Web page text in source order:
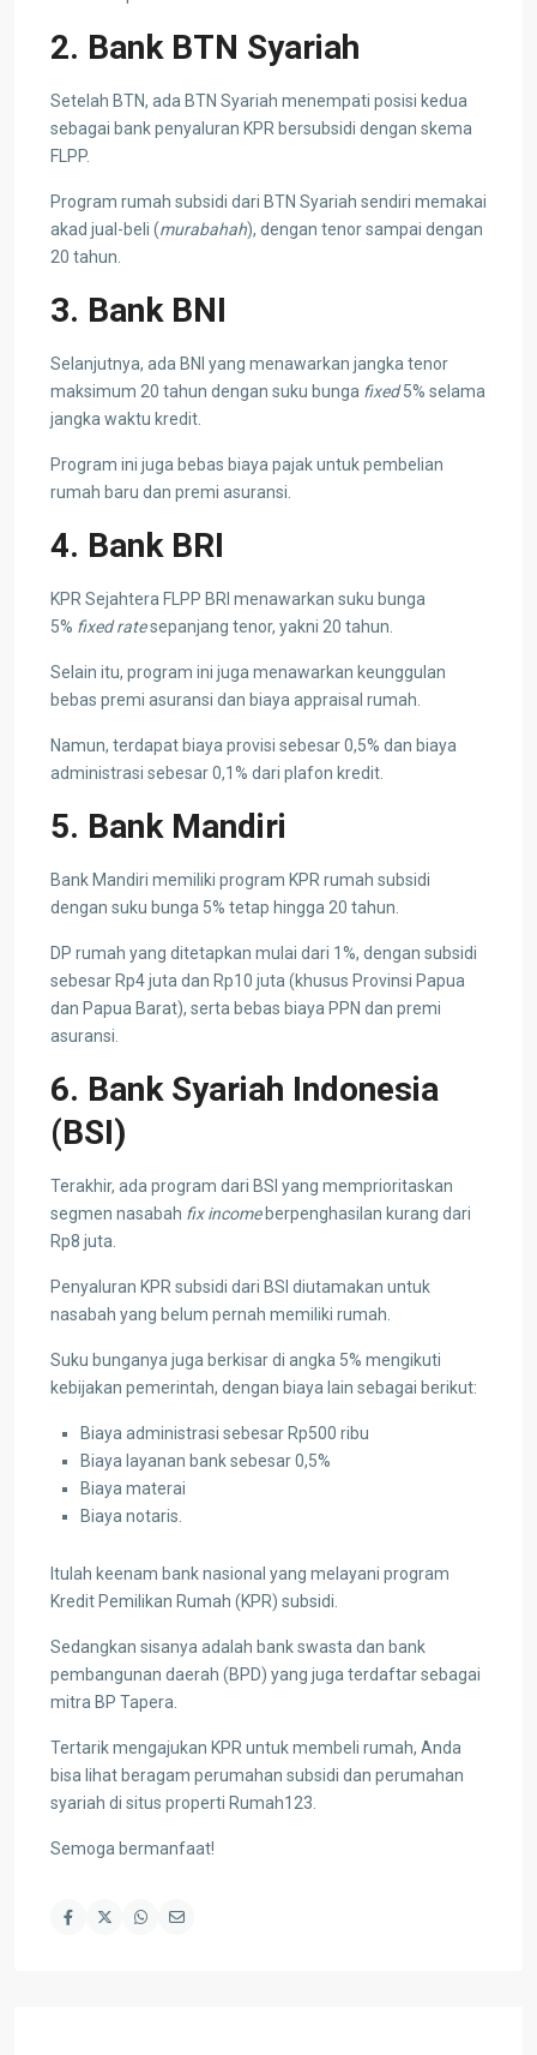
2. Bank BTN Syariah
Setelah BTN, ada BTN Syariah menempati posisi kedua
sebagai bank penyaluran KPR bersubsidi dengan skema
FLPP.
Program rumah subsidi dari BTN Syariah sendiri memakai
akad jual-beli (murabahah), dengan tenor sampai dengan
20 tahun.
3. Bank BNI
Selanjutnya, ada BNI yang menawarkan jangka tenor
maksimum 20 tahun dengan suku bunga fixed5% selama
jangka waktu kredit.
Program ini juga bebas biaya pajak untuk pembelian
rumah baru dan premi asuransi.
4. Bank BRI
KPR Sejahtera FLPP BRI menawarkan suku bunga
5% fixed ratesepanjang tenor, yakni 20 tahun.
Selain itu, program ini juga menawarkan keunggulan
bebas premi asuransi dan biaya appraisal rumah.
Namun, terdapat biaya provisi sebesar 0,5% dan biaya
administrasi sebesar 0,1% dari plafon kredit.
5. Bank Mandiri
Bank Mandiri memiliki program KPR rumah subsidi
dengan suku bunga 5% tetap hingga 20 tahun.
DP rumah yang ditetapkan mulai dari 1%, dengan subsidi
sebesar Rp4 juta dan Rp10 juta (khusus Provinsi Papua
dan Papua Barat), serta bebas biaya PPN dan premi
asuransi.
6. Bank Syariah Indonesia
(BSI)
Terakhir, ada program dari BSI yang memprioritaskan
segmen nasabah fix incomeberpenghasilan kurang dari
Rp8 juta.
Penyaluran KPR subsidi dari BSI diutamakan untuk
nasabah yang belum pernah memiliki rumah.
Suku bunganya juga berkisar di angka 5% mengikuti
kebijakan pemerintah, dengan biaya lain sebagai berikut:
Biaya administrasi sebesar Rp500 ribu
Biaya layanan bank sebesar 0,5%
Biaya materai
Biaya notaris.
Itulah keenam bank nasional yang melayani program
Kredit Pemilikan Rumah (KPR) subsidi.
Sedangkan sisanya adalah bank swasta dan bank
pembangunan daerah (BPD) yang juga terdaftar sebagai
mitra BP Tapera.
Tertarik mengajukan KPR untuk membeli rumah, Anda
bisa lihat beragam perumahan subsidi dan perumahan
syariah di situs properti Rumah123.
Semoga bermanfaat!